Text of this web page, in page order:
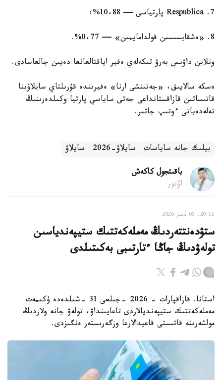
7. Respublica پارتياسى — 10،88%؛
8. «ەشقايسىسىن قولدامايمىن» — 0،77%.
ونلاين داۋىس بەرۋ تىكەلەي ەفير اياقتالعانعا دەيىن جالعاسادى.
ەسكە سالايىق، «جەتىنشى ارنا» ەفيرىندە قۇرىلتاي سايلاۋىنا
قاتىساتىن قازاقستانداعى جەتى ساياسي پارتيا وكىلدەرىنىڭ
تەلەدەباتى ءوتىپ جاتىر.
بيلىك جانە ساياسات سايلاۋ-2026 سايلاۋ
باقىتجول كاكەش
اۆتور
20:11, 05 تامىز 2026
ستۋدەنتتەردىڭ مەملەكەتتىك ستيپەندياسىن
تولەۋدىڭ جاڭا ءتارتىبى بەكىتىلدى
استانا. قازاقپارات - 2026 -جىلعى 31 -شىلدەدە ۇكىمەت
مەملەكەتتىك ستيپەنديالاردى تاعايىنداۋ، تولەۋ جانە ولاردىڭ
مولشەرىنە قاتىستى قاعيدالارعا وزگەرىستەر ەنگىزدى.